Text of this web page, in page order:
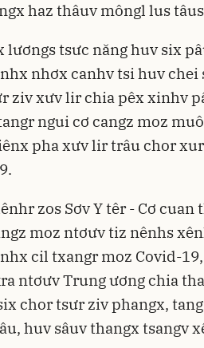
haz thâuv môngl lus
lươngs tsưc năng huv six
nhơx canhv tsi huv chei
ziv xưv lir chia pêx xinhv
ngui cơ cangz moz
pha xưv lir trâu chor
zos Sơv Y têr - Cơ
moz ntơưv tiz nênhs
cil txangr moz Covid-
ntơưv Trung ương chia
chor tsưr ziv phangx,
huv sâuv thangx tsangv